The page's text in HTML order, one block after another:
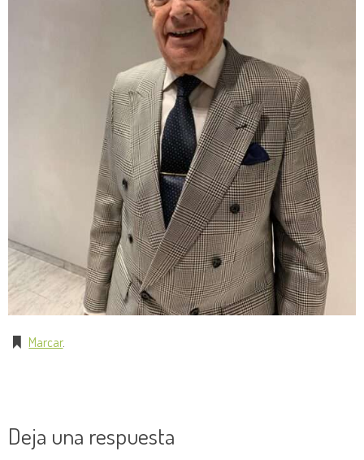
Marcar.
Deja una respuesta